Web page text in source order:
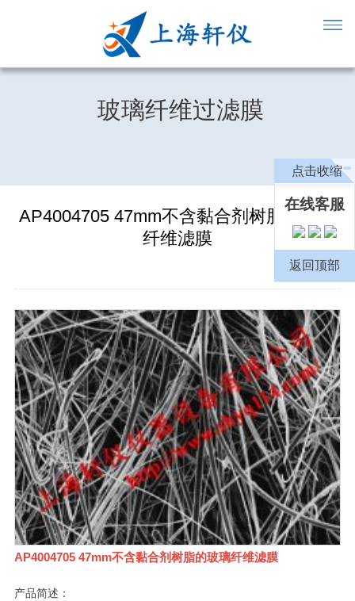
玻璃纤维过滤膜
AP4004705 47mm不含黏合剂树脂的玻璃
纤维滤膜
AP4004705 47mm不含黏合剂树脂的玻璃纤维滤膜
产品简述：
点击收缩
在线客服
返回顶部